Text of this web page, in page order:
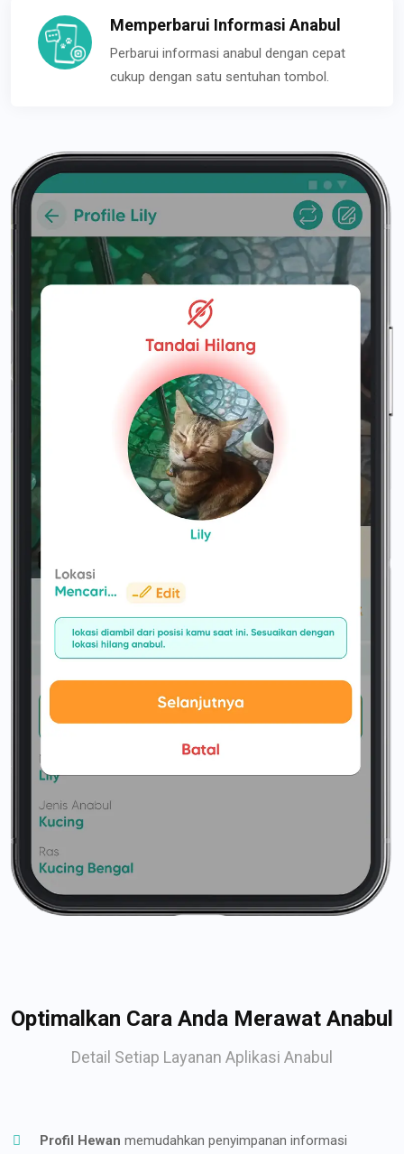
Memperbarui Informasi Anabul
Perbarui informasi anabul dengan cepat
cukup dengan satu sentuhan tombol.
Optimalkan Cara Anda Merawat Anabul
Detail Setiap Layanan Aplikasi Anabul
Profil Hewan memudahkan penyimpanan informasi